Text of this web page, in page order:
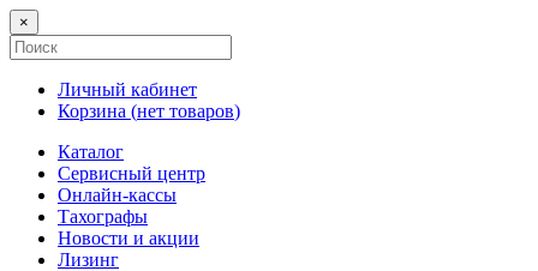
×
Личный кабинет
Корзина (нет товаров)
Каталог
Сервисный центр
Онлайн-кассы
Тахографы
Новости и акции
Лизинг